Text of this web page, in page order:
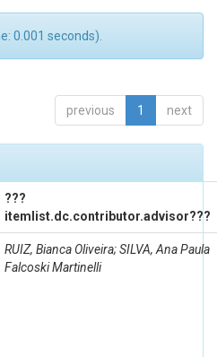
0.001 seconds).
previous 1 next
???
itemlist.dc.contributor.advisor???
RUIZ, Bianca Oliveira; SILVA, Ana Paula
Falcoski Martinelli